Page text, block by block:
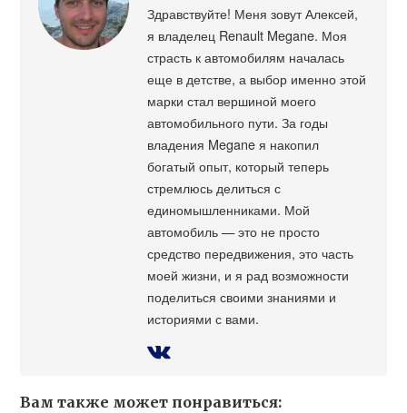
Здравствуйте! Меня зовут Алексей,
я владелец Renault Megane. Моя
страсть к автомобилям началась
еще в детстве, а выбор именно этой
марки стал вершиной моего
автомобильного пути. За годы
владения Megane я накопил
богатый опыт, который теперь
стремлюсь делиться с
единомышленниками. Мой
автомобиль — это не просто
средство передвижения, это часть
моей жизни, и я рад возможности
поделиться своими знаниями и
историями с вами.
Вам также может понравиться: